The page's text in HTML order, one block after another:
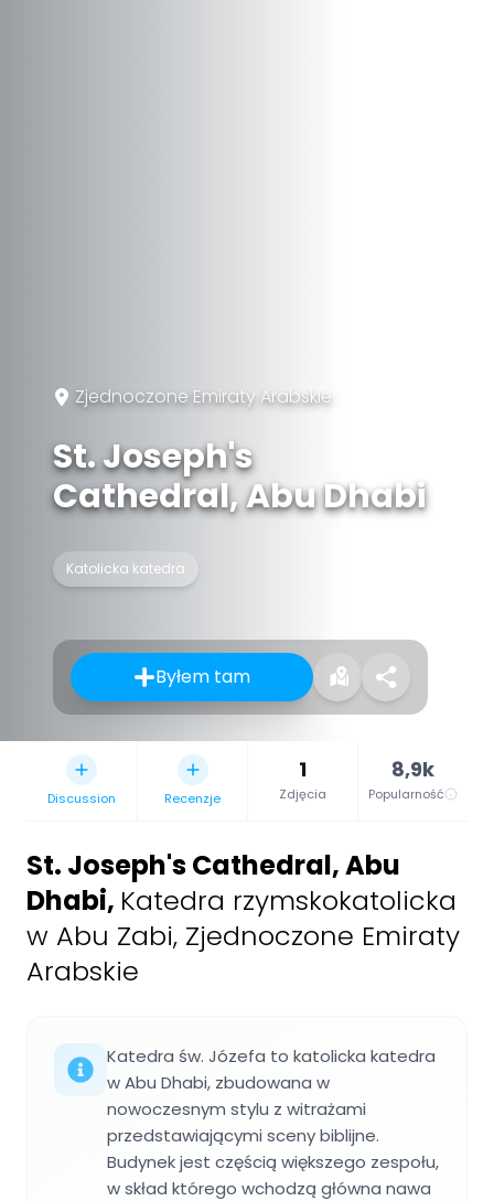
Zjednoczone Emiraty Arabskie
St. Joseph's
Cathedral, Abu Dhabi
Katolicka katedra
Byłem tam
Discussion Recenzje
1
Zdjęcia
8,9k
Popularność
St. Joseph's Cathedral, Abu
Dhabi, Katedra rzymskokatolicka
w Abu Zabi, Zjednoczone Emiraty
Arabskie
Katedra św. Józefa to katolicka katedra
w Abu Dhabi, zbudowana w
nowoczesnym stylu z witrażami
przedstawiającymi sceny biblijne.
Budynek jest częścią większego zespołu,
w skład którego wchodzą główna nawa